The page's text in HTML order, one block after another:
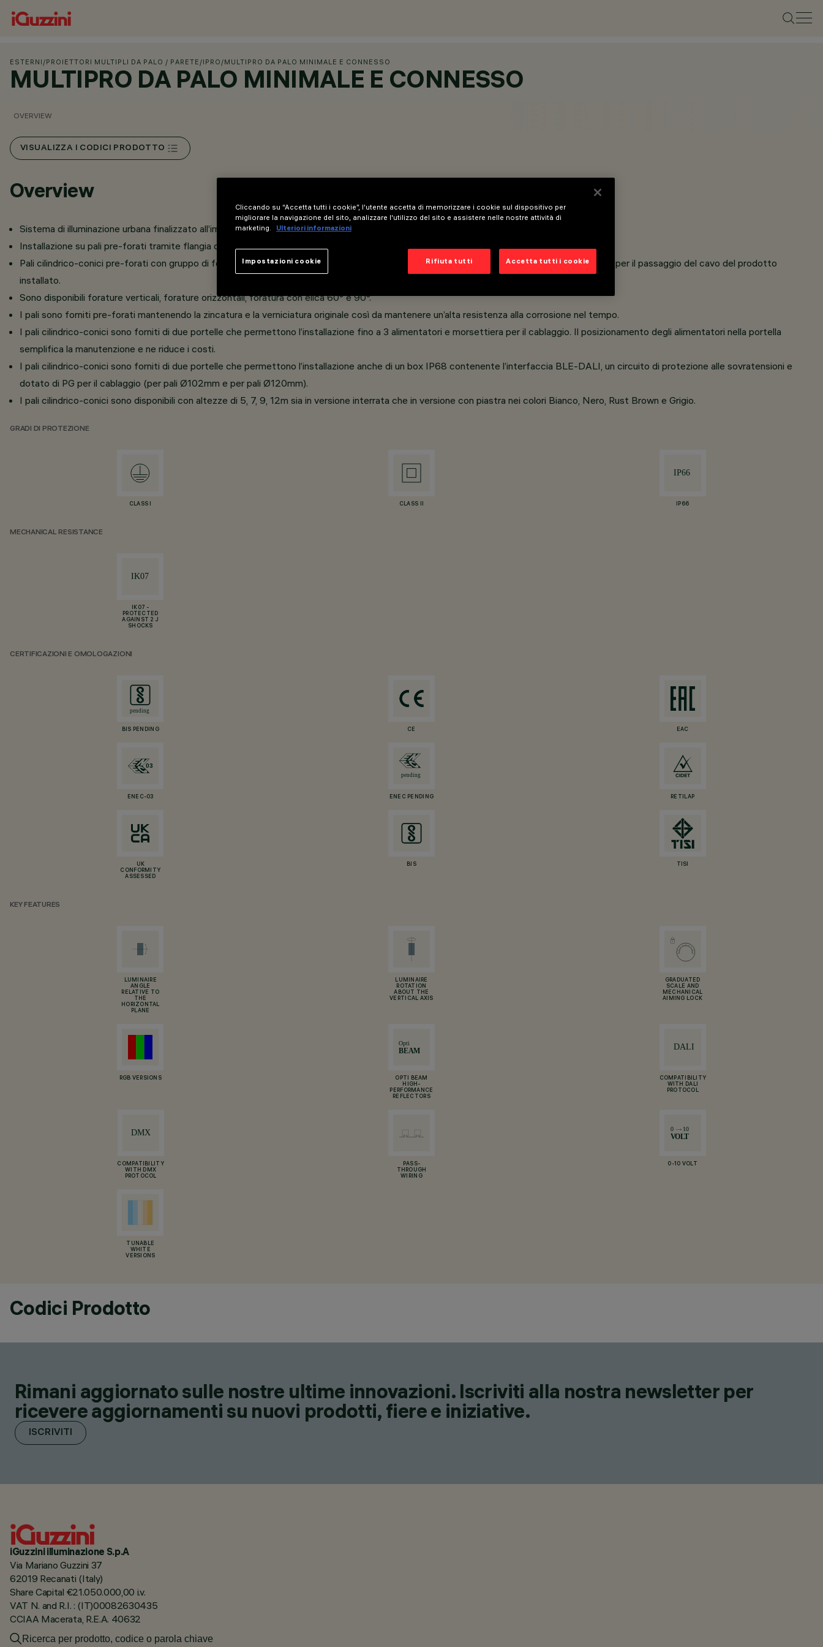
ESTERNI /PROIETTORI MULTIPLI DA PALO / PARETE /IPRO /MULTIPRO DA PALO MINIMALE E CONNESSO
MULTIPRO DA PALO MINIMALE E CONNESSO
OVERVIEW
VISUALIZZA I CODICI PRODOTTO
Overview
Sistema di illuminazione urbana finalizzato all’impiego di sorgenti a LED.
Installazione su pali pre-forati tramite flangia dal design minimale e bracci singolo o doppio per pali cilindrico-conici Ø102 - Ø120mm.
Pali cilindrico-conici pre-forati con gruppo di fori formati da: 2 fori con inserti in ottone per l'installazione della flangia e 1 foro con gommino per il passaggio del cavo del prodotto
installato.
Sono disponibili forature verticali, forature orizzontali, foratura con elica 60° e 90°.
I pali sono forniti pre-forati mantenendo la zincatura e la verniciatura originale così da mantenere un’alta resistenza alla corrosione nel tempo.
I pali cilindrico-conici sono forniti di due portelle che permettono l’installazione fino a 3 alimentatori e morsettiera per il cablaggio. Il posizionamento degli alimentatori nella portella
semplifica la manutenzione e ne riduce i costi.
I pali cilindrico-conici sono forniti di due portelle che permettono l’installazione anche di un box IP68 contenente l’interfaccia BLE-DALI, un circuito di protezione alle sovratensioni e
dotato di PG per il cablaggio (per pali Ø102mm e per pali Ø120mm).
I pali cilindrico-conici sono disponibili con altezze di 5, 7, 9, 12m sia in versione interrata che in versione con piastra nei colori Bianco, Nero, Rust Brown e Grigio.
GRADI DI PROTEZIONE
CLASS I CLASS II IP66
MECHANICAL RESISTANCE
IK07 -
PROTECTED
AGAINST 2 J
SHOCKS
CERTIFICAZIONI E OMOLOGAZIONI
BIS PENDING CE EAC
ENEC-03 ENEC PENDING RETILAP
UK
CONFORMITY
ASSESSED
BIS TISI
KEY FEATURES
LUMINAIRE
ANGLE
RELATIVE TO
THE
HORIZONTAL
PLANE
LUMINAIRE
ROTATION
ABOUT THE
VERTICAL AXIS
GRADUATED
SCALE AND
MECHANICAL
AIMING LOCK
RGB VERSIONS
OPTI BEAM
HIGH-
PERFORMANCE
REFLECTORS
COMPATIBILITY
WITH DALI
PROTOCOL
COMPATIBILITY
WITH DMX
PROTOCOL
PASS-
THROUGH
WIRING
0-10 VOLT
TUNABLE
WHITE
VERSIONS
Codici Prodotto
Rimani aggiornato sulle nostre ultime innovazioni. Iscriviti alla nostra newsletter per
ricevere aggiornamenti su nuovi prodotti, fiere e iniziative.
ISCRIVITI
iGuzzini illuminazione S.p.A
Via Mariano Guzzini 37
62019 Recanati (Italy)
Share Capital €21.050.000,00 i.v.
VAT N. and R.I. : (IT)00082630435
CCIAA Macerata, R.E.A. 40632
Cliccando su “Accetta tutti i cookie”, l'utente accetta di memorizzare i cookie sul dispositivo per
migliorare la navigazione del sito, analizzare l'utilizzo del sito e assistere nelle nostre attività di
marketing.
Ulteriori informazioni
Rifiuta tutti Accetta tutti i cookie
Impostazioni cookie